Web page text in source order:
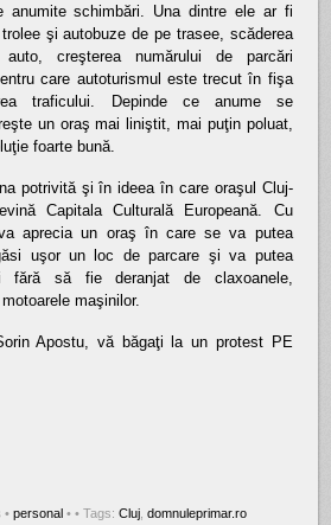
anumite schimbări. Una dintre ele ar fi
şi autobuze de pe trasee, scăderea
creşterea numărului de parcări
care autoturismul este trecut în fişa
traficului. Depinde ce anume se
un oraş mai liniştit, mai puţin poluat,
foarte bună.
potrivită şi în ideea în care oraşul Cluj-
Capitala Culturală Europeană. Cu
aprecia un oraş în care se va putea
uşor un loc de parcare şi va putea
fără să fie deranjat de claxoanele,
maşinilor.
Apostu, vă băgaţi la un protest PE
• personal • • Tags:Cluj ,domnuleprimar.ro